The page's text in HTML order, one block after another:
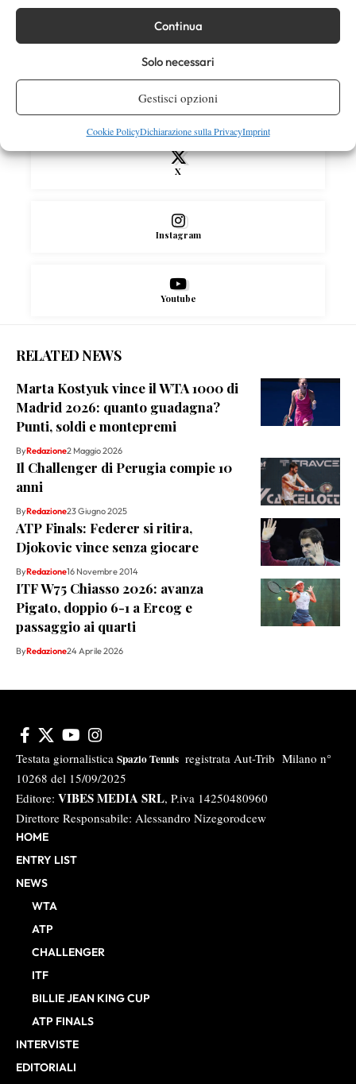
Continua
Solo necessari
Gestisci opzioni
Cookie PolicyDichiarazione sulla PrivacyImprint
SOCIAL
Facebook
X
Instagram
Youtube
RELATED NEWS
Marta Kostyuk vince il WTA 1000 di
Madrid 2026: quanto guadagna?
Punti, soldi e montepremi
ByRedazione2 Maggio 2026
Il Challenger di Perugia compie 10
anni
ByRedazione23 Giugno 2025
ATP Finals: Federer si ritira,
Djokovic vince senza giocare
ByRedazione16 Novembre 2014
ITF W75 Chiasso 2026: avanza
Pigato, doppio 6-1 a Ercog e
passaggio ai quarti
ByRedazione24 Aprile 2026
Testata giornalistica Spazio Tennis registrata Aut-Trib Milano n°
10268 del 15/09/2025
Editore: VIBES MEDIA SRL, P.iva 14250480960
Direttore Responsabile: Alessandro Nizegorodcew
HOME
ENTRY LIST
NEWS
WTA
ATP
CHALLENGER
ITF
BILLIE JEAN KING CUP
ATP FINALS
INTERVISTE
EDITORIALI